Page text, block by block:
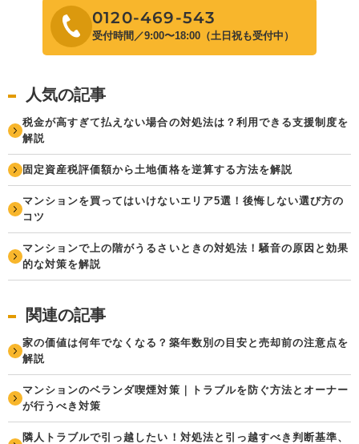
0120-469-543
受付時間／9:00〜18:00（土日祝も受付中）
人気の記事
税金が高すぎて払えない場合の対処法は？利用できる支援制度を
解説
固定資産税評価額から土地価格を逆算する方法を解説
マンションを買ってはいけないエリア5選！後悔しない選び方の
コツ
マンションで上の階がうるさいときの対処法！騒音の原因と効果
的な対策を解説
関連の記事
家の価値は何年でなくなる？築年数別の目安と売却前の注意点を
解説
マンションのベランダ喫煙対策｜トラブルを防ぐ方法とオーナー
が行うべき対策
隣人トラブルで引っ越したい！対処法と引っ越すべき判断基準、